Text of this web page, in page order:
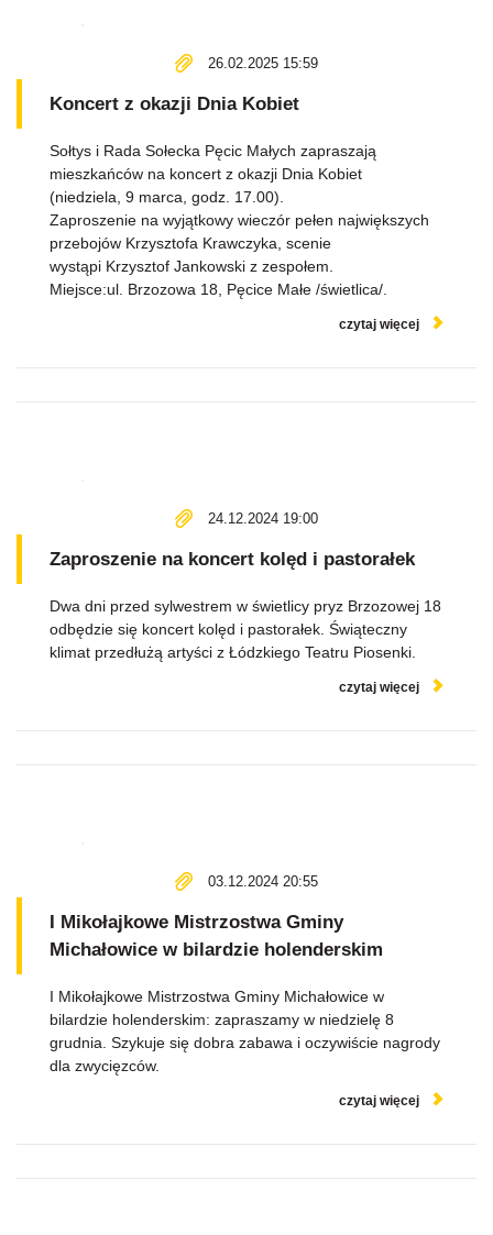
26.02.2025 15:59
Koncert z okazji Dnia Kobiet
Sołtys i Rada Sołecka Pęcic Małych zapraszają
mieszkańców na koncert z okazji Dnia Kobiet
(niedziela, 9 marca, godz. 17.00).
Zaproszenie na wyjątkowy wieczór pełen największych
przebojów Krzysztofa Krawczyka, scenie
wystąpi Krzysztof Jankowski z zespołem.
Miejsce:ul. Brzozowa 18, Pęcice Małe /świetlica/.
czytaj więcej
24.12.2024 19:00
Zaproszenie na koncert kolęd i pastorałek
Dwa dni przed sylwestrem w świetlicy pryz Brzozowej 18
odbędzie się koncert kolęd i pastorałek. Świąteczny
klimat przedłużą artyści z Łódzkiego Teatru Piosenki.
czytaj więcej
03.12.2024 20:55
I Mikołajkowe Mistrzostwa Gminy
Michałowice w bilardzie holenderskim
I Mikołajkowe Mistrzostwa Gminy Michałowice w
bilardzie holenderskim: zapraszamy w niedzielę 8
grudnia. Szykuje się dobra zabawa i oczywiście nagrody
dla zwycięzców.
czytaj więcej